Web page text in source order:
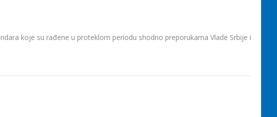
koje su rađene u proteklom periodu shodno preporukama Vlade Srbije i